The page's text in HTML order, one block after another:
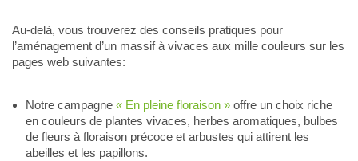
Au-delà, vous trouverez des conseils pratiques pour
l’aménagement d’un massif à vivaces aux mille couleurs sur les
pages web suivantes:
Notre campagne « En pleine floraison » offre un choix riche
en couleurs de plantes vivaces, herbes aromatiques, bulbes
de fleurs à floraison précoce et arbustes qui attirent les
abeilles et les papillons.